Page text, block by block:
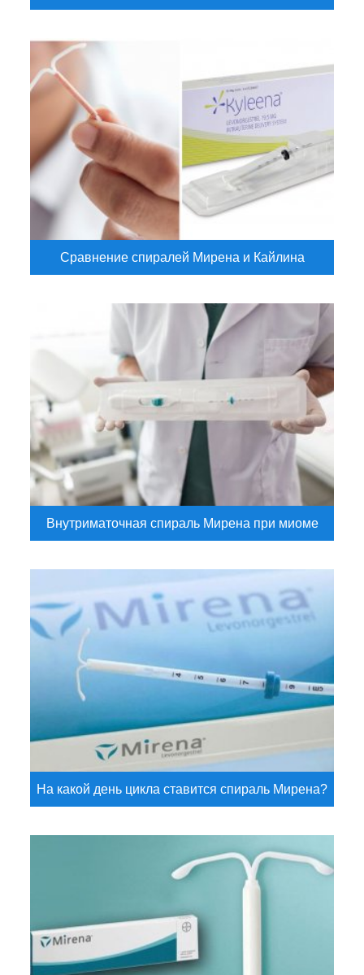
Сравнение спиралей Мирена и Кайлина
Внутриматочная спираль Мирена при миоме
На какой день цикла ставится спираль Мирена?